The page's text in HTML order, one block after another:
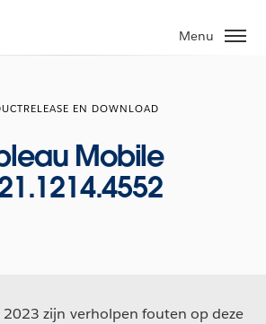
Menu
EN DOWNLOAD
Mobile
2023 zijn verholpen fouten op deze